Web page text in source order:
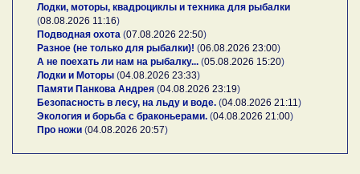
Лодки, моторы, квадроциклы и техника для рыбалки
(08.08.2026 11:16)
Подводная охота (07.08.2026 22:50)
Разное (не только для рыбалки)! (06.08.2026 23:00)
А не поехать ли нам на рыбалку... (05.08.2026 15:20)
Лодки и Моторы (04.08.2026 23:33)
Памяти Панкова Андрея (04.08.2026 23:19)
Безопасность в лесу, на льду и воде. (04.08.2026 21:11 )
Экология и борьба с браконьерами. (04.08.2026 21:00)
Про ножи (04.08.2026 20:57)